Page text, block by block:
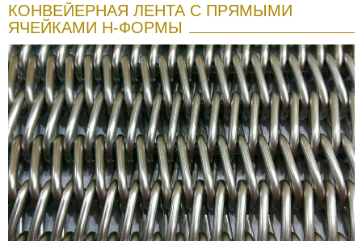
КОНВЕЙЕРНАЯ ЛЕНТА С ПРЯМЫМИ
ЯЧЕЙКАМИ Н-ФОРМЫ